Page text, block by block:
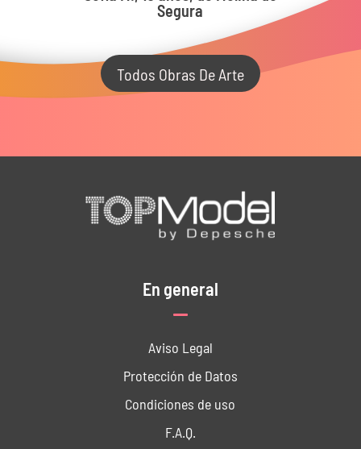
Segura
Todos Obras De Arte
En general
Aviso Legal
Protección de Datos
Condiciones de uso
F.A.Q.